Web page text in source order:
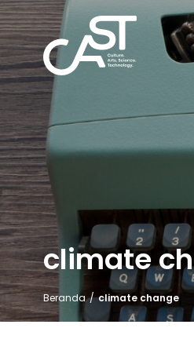
climate
Beranda / climate change